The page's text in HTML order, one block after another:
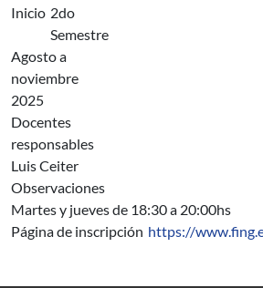
Inicio 2do
Semestre
Agosto a
noviembre
2025
Docentes
responsables
Luis Ceiter
Observaciones
Martes y jueves de 18:30 a 20:00hs
Página de inscripción https://